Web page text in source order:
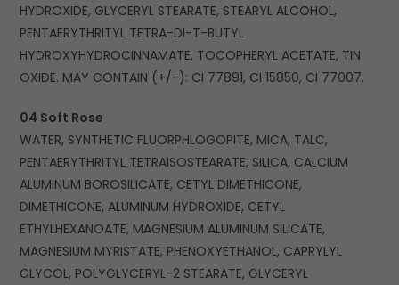
HYDROXIDE, GLYCERYL STEARATE, STEARYL ALCOHOL,
PENTAERYTHRITYL TETRA-DI-T-BUTYL
HYDROXYHYDROCINNAMATE, TOCOPHERYL ACETATE, TIN
OXIDE. MAY CONTAIN (+/-): CI 77891, CI 15850, CI 77007.
04 Soft Rose
WATER, SYNTHETIC FLUORPHLOGOPITE, MICA, TALC,
PENTAERYTHRITYL TETRAISOSTEARATE, SILICA, CALCIUM
ALUMINUM BOROSILICATE, CETYL DIMETHICONE,
DIMETHICONE, ALUMINUM HYDROXIDE, CETYL
ETHYLHEXANOATE, MAGNESIUM ALUMINUM SILICATE,
MAGNESIUM MYRISTATE, PHENOXYETHANOL, CAPRYLYL
GLYCOL, POLYGLYCERYL-2 STEARATE, GLYCERYL